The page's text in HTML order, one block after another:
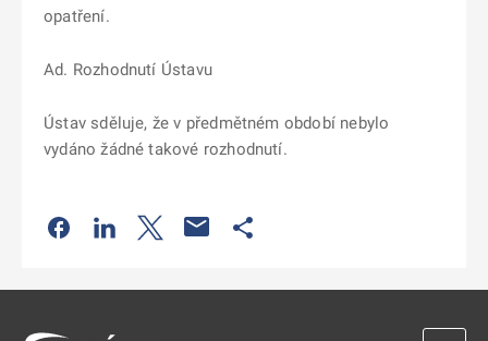
opatření.
Ad. Rozhodnutí Ústavu
Ústav sděluje, že v předmětném období nebylo
vydáno žádné takové rozhodnutí.
Odkaz se otevře na nové kartě
Odkaz se otevře na nové kartě
Odkaz se otevře na nové kartě